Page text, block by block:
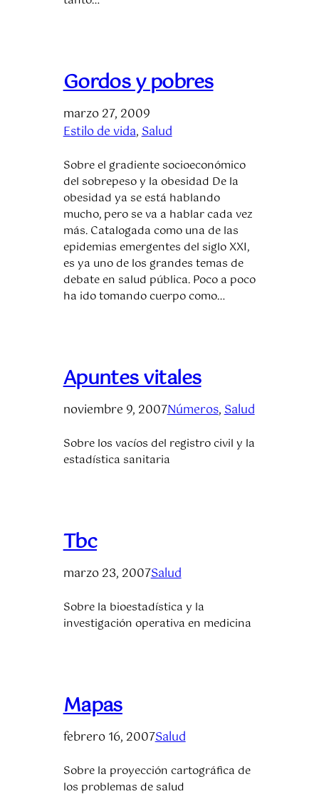
Gordos y pobres
marzo 27, 2009
Estilo de vida, Salud
Sobre el gradiente socioeconómico
del sobrepeso y la obesidad De la
obesidad ya se está hablando
mucho, pero se va a hablar cada vez
más. Catalogada como una de las
epidemias emergentes del siglo XXI,
es ya uno de los grandes temas de
debate en salud pública. Poco a poco
ha ido tomando cuerpo como…
Apuntes vitales
noviembre 9, 2007Números, Salud
Sobre los vacíos del registro civil y la
estadística sanitaria
Tbc
marzo 23, 2007Salud
Sobre la bioestadística y la
investigación operativa en medicina
Mapas
febrero 16, 2007Salud
Sobre la proyección cartográfica de
los problemas de salud